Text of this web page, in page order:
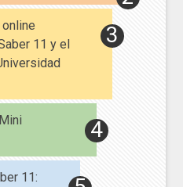
11 y el
11: